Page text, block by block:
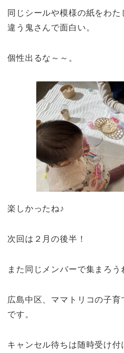
同じシールや模様の紙をわ
違う鬼さんで面白い。
個性出るな～～。
楽しかったね♪
次回は２月の後半！
また同じメンバーで集まろう
広島中区、ママトリコの子
です。
キャンセル待ちは随時受け